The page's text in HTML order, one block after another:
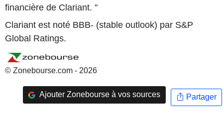
financière de Clariant. "
Clariant est noté BBB- (stable outlook) par S&P
Global Ratings.
© Zonebourse.com - 2026
Ajouter Zonebourse à vos sources Partager